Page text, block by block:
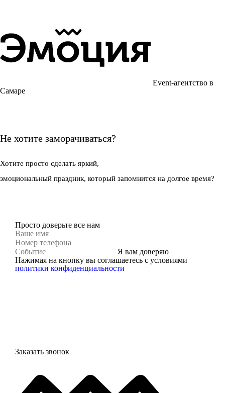
Event-агентство в
Самаре
Не хотите заморачиваться?
Хотите просто сделать яркий,
эмоциональный праздник, который запомнится на долгое время?
Просто доверьте все нам
Я вам доверяю
Нажимая на кнопку вы соглашаетесь с условиями
политики конфиденциальности
Заказать звонок